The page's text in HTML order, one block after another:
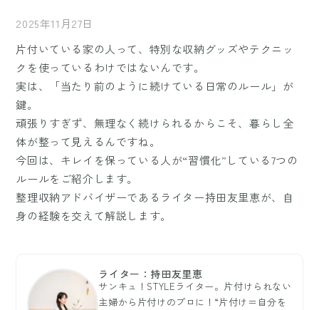
2025年11月27日
片付いている家の人って、特別な収納グッズやテクニッ
クを使っているわけではないんです。
実は、「当たり前のように続けている日常のルール」が
鍵。
頑張りすぎず、無理なく続けられるからこそ、暮らし全
体が整って見えるんですね。
今回は、キレイを保っている人が“習慣化”している7つの
ルールをご紹介します。
整理収納アドバイザーであるライター持田友里恵が、自
身の経験を交えて解説します。
ライター：持田友里恵
サンキュ！STYLEライター。片付けられない
主婦から片付けのプロに！“片付け＝自分を